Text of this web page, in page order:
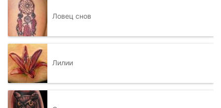
Ловец снов
Лилии